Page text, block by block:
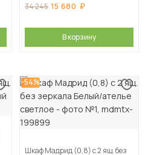
34 245 15 680
В корзину
-54%
Шкаф Мадрид (0,8) с 2 ящ. без